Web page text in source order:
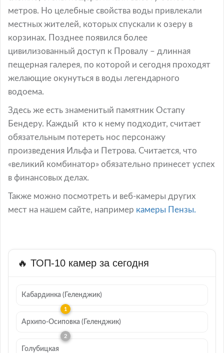
метров. Но целебные свойства воды привлекали
местных жителей, которых спускали к озеру в
корзинах. Позднее появился более
цивилизованный доступ к Провалу – длинная
пещерная галерея, по которой и сегодня проходят
желающие окунуться в воды легендарного
водоема.
Здесь же есть знаменитый памятник Остапу
Бендеру. Каждый кто к нему подходит, считает
обязательным потереть нос персонажу
произведения Ильфа и Петрова. Считается, что
«великий комбинатор» обязательно принесет успех
в финансовых делах.
Также можно посмотреть и веб-камеры других
мест на нашем сайте, например камеры Пензы.
🔥 ТОП-10 камер за сегодня
Кабардинка (Геленджик)
Архипо-Осиповка (Геленджик)
Голубицкая